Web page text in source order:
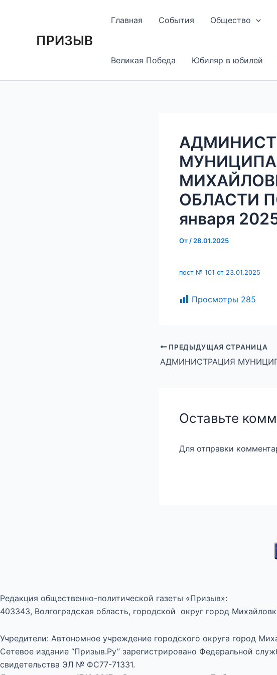
ПРИЗЫВ
Главная События Общество
Великая Победа Юбиляр в юбилей
ОБЛАСТИ
января
От / 28.01.2025
пост № 101 от 23.01.2025
Просмотры 285
по
ПРЕДЫДУЩАЯ СТРАНИЦА
Оставьте
Для отправки
Редакция общественно-политической газеты «Призыв»:
403343, Волгоградская область, городской округ город
Учредители: Автономное учреждение городского округа город
Сетевое издание “Призыв.Ру” зарегистрировано Федеральной
свидетельства ЭЛ № ФС77-71331.